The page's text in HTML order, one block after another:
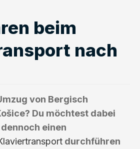
beim
nach
von Bergisch
Du möchtest dabei
einen
durchführen